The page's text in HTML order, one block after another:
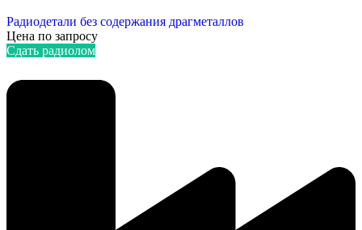
Радиодетали без содержания драгметаллов
Цена по запросу
Сдать радиолом